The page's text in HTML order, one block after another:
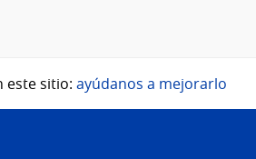
este sitio: ayúdanos a mejorarlo